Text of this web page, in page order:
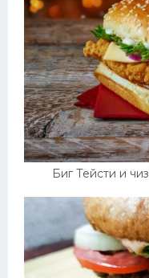
Биг Тейсти и